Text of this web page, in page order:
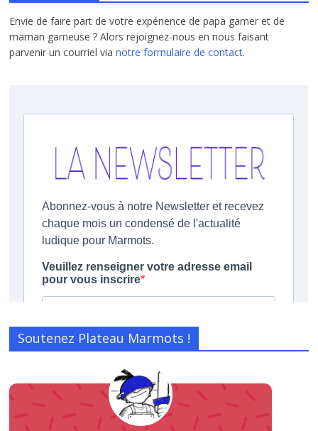
Envie de faire part de votre expérience de papa gamer et de
maman gameuse ? Alors rejoignez-nous en nous faisant
parvenir un courriel vianotre formulaire de contact.
Soutenez Plateau Marmots !